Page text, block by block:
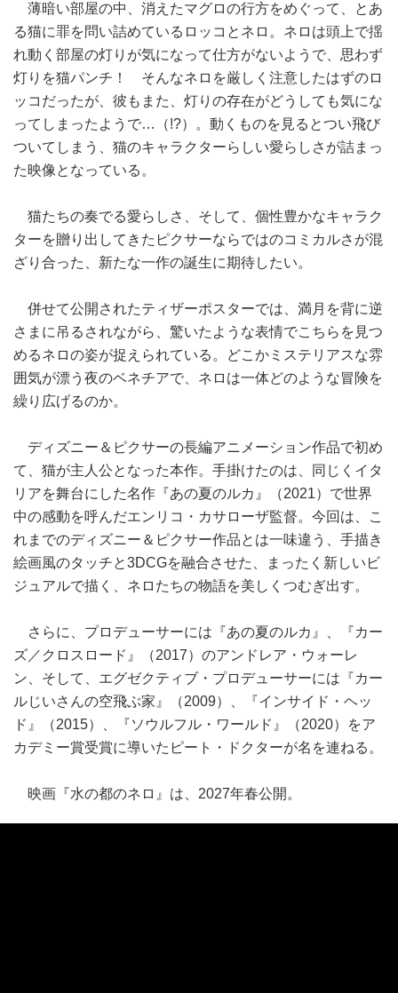
薄暗い部屋の中、消えたマグロの行方をめぐって、とあ
る猫に罪を問い詰めているロッコとネロ。ネロは頭上で揺
れ動く部屋の灯りが気になって仕方がないようで、思わず
灯りを猫パンチ！ そんなネロを厳しく注意したはずのロ
ッコだったが、彼もまた、灯りの存在がどうしても気にな
ってしまったようで…（!?）。動くものを見るとつい飛び
ついてしまう、猫のキャラクターらしい愛らしさが詰まっ
た映像となっている。
猫たちの奏でる愛らしさ、そして、個性豊かなキャラク
ターを贈り出してきたピクサーならではのコミカルさが混
ざり合った、新たな一作の誕生に期待したい。
併せて公開されたティザーポスターでは、満月を背に逆
さまに吊るされながら、驚いたような表情でこちらを見つ
めるネロの姿が捉えられている。どこかミステリアスな雰
囲気が漂う夜のベネチアで、ネロは一体どのような冒険を
繰り広げるのか。
ディズニー＆ピクサーの長編アニメーション作品で初め
て、猫が主人公となった本作。手掛けたのは、同じくイタ
リアを舞台にした名作『あの夏のルカ』（2021）で世界
中の感動を呼んだエンリコ・カサローザ監督。今回は、こ
れまでのディズニー＆ピクサー作品とは一味違う、手描き
絵画風のタッチと3DCGを融合させた、まったく新しいビ
ジュアルで描く、ネロたちの物語を美しくつむぎ出す。
さらに、プロデューサーには『あの夏のルカ』、『カー
ズ／クロスロード』（2017）のアンドレア・ウォーレ
ン、そして、エグゼクティブ・プロデューサーには『カー
ルじいさんの空飛ぶ家』（2009）、『インサイド・ヘッ
ド』（2015）、『ソウルフル・ワールド』（2020）をア
カデミー賞受賞に導いたピート・ドクターが名を連ねる。
映画『水の都のネロ』は、2027年春公開。